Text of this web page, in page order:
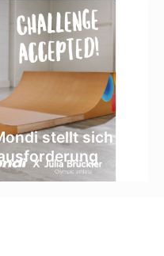
stellt sich